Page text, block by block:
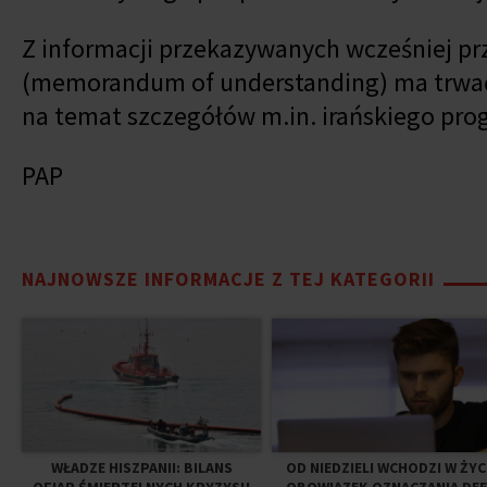
Z informacji przekazywanych wcześniej
(memorandum of understanding) ma
na temat szczegółów m.in. irańskiego
PAP
NAJNOWSZE INFORMACJE Z TEJ KATEGORII
WŁADZE HISZPANII: BILANS
OD NIEDZIELI WCHODZI W